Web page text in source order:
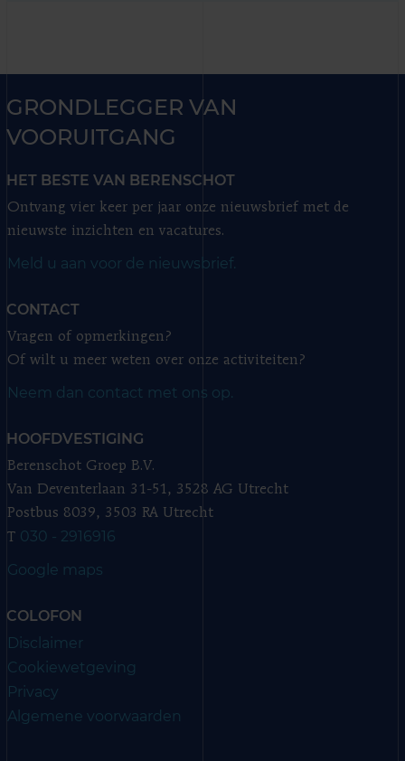
GRONDLEGGER VAN
VOORUITGANG
HET BESTE VAN BERENSCHOT
Ontvang vier keer per jaar onze nieuwsbrief met de
nieuwste inzichten en vacatures.
Meld u aan voor de nieuwsbrief.
CONTACT
Vragen of opmerkingen?
Of wilt u meer weten over onze activiteiten?
Neem dan contact met ons op.
HOOFDVESTIGING
Berenschot Groep B.V.
Van Deventerlaan 31-51, 3528 AG Utrecht
Postbus 8039, 3503 RA Utrecht
T 030 - 2916916
Google maps
COLOFON
Disclaimer
Cookiewetgeving
Privacy
Algemene voorwaarden